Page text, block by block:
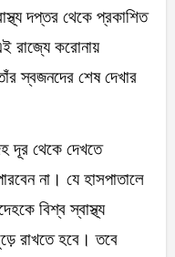
দপ্তর থেকে প্রকাশিত
রাজ্যে করোনায়
স্বজনদের শেষ দেখার
দূর থেকে দেখতে
না। যে হাসপাতালে
বিশ্ব স্বাস্থ্য
রাখতে হবে। তবে